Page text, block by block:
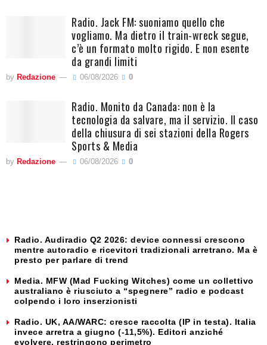
Radio. Jack FM: suoniamo quello che
vogliamo. Ma dietro il train-wreck segue,
c’è un formato molto rigido. E non esente
da grandi limiti
by Redazione 06/08/2026 0
Radio. Monito da Canada: non è la
tecnologia da salvare, ma il servizio. Il caso
della chiusura di sei stazioni della Rogers
Sports & Media
by Redazione 06/08/2026 0
Radio. Audiradio Q2 2026: device connessi crescono
mentre autoradio e ricevitori tradizionali arretrano. Ma è
presto per parlare di trend
Media. MFW (Mad Fucking Witches) come un collettivo
australiano è riusciuto a “spegnere” radio e podcast
colpendo i loro inserzionisti
Radio. UK, AA/WARC: cresce raccolta (IP in testa). Italia
invece arretra a giugno (-11,5%). Editori anziché
evolvere, restringono perimetro